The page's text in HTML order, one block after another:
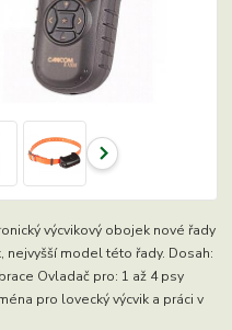
výcvikový obojek nové řady
nejvyšší model této řady. Dosah:
Ovladač pro: 1 až 4 psy
pro lovecký výcvik a práci v